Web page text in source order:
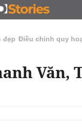
THẦU KINH DOANH
đẹp Điều chỉnh quy
Văn,